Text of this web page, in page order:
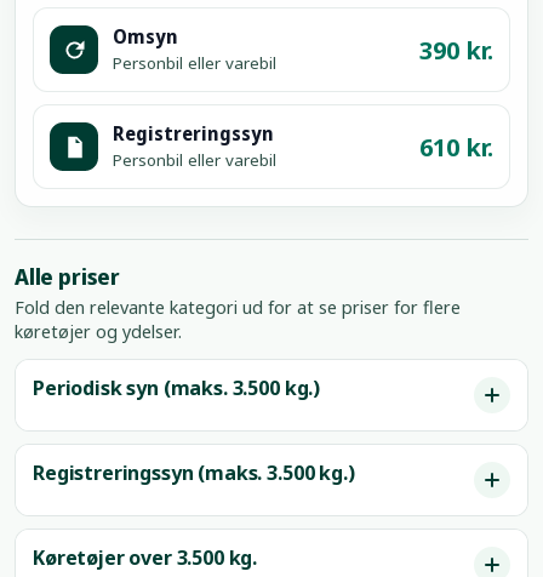
Omsyn
Personbil eller varebil 390 kr.
Registreringssyn
Personbil eller varebil 610 kr.
Alle priser
Fold den relevante kategori ud for at se priser for flere
køretøjer og ydelser.
Periodisk syn (maks. 3.500 kg.)
Registreringssyn (maks. 3.500 kg.)
Køretøjer over 3.500 kg.